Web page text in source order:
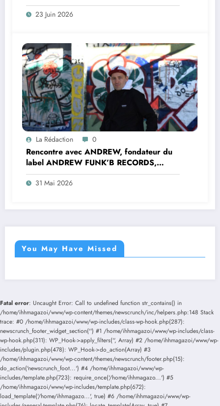
23 Juin 2026
La Rédaction 0
Rencontre avec ANDREW, fondateur du
label ANDREW FUNK’B RECORDS,
inlassable artisan de précieuses
connexions entre les scènes rap
31 Mai 2026
You May Have Missed
Fatal error: Uncaught Error: Call to undefined function str_contains() in
/home/ihhmagazoi/www/wp-content/themes/newscrunch/inc/helpers.php:148 Stack
trace: #0 /home/ihhmagazoi/www/wp-includes/class-wp-hook.php(287):
newscrunch_footer_widget_section('') #1 /home/ihhmagazoi/www/wp-includes/class-
wp-hook.php(311): WP_Hook->apply_filters('', Array) #2 /home/ihhmagazoi/www/wp-
includes/plugin.php(478): WP_Hook->do_action(Array) #3
/home/ihhmagazoi/www/wp-content/themes/newscrunch/footer.php(15):
do_action('newscrunch_foot...') #4 /home/ihhmagazoi/www/wp-
includes/template.php(723): require_once('/home/ihhmagazo...') #5
/home/ihhmagazoi/www/wp-includes/template.php(672):
load_template('/home/ihhmagazo...', true) #6 /home/ihhmagazoi/www/wp-